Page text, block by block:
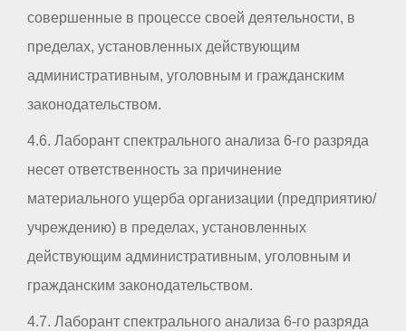
совершенные в процессе своей деятельности, в
пределах, установленных действующим
административным, уголовным и гражданским
законодательством.
4.6. Лаборант спектрального анализа 6-го разряда
несет ответственность за причинение
материального ущерба организации (предприятию/
учреждению) в пределах, установленных
действующим административным, уголовным и
гражданским законодательством.
4.7. Лаборант спектрального анализа 6-го разряда